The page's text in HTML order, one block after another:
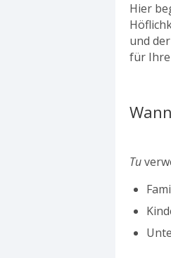
Hier
und
für
Tu